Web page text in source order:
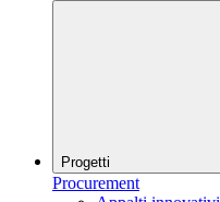
Progetti
Procurement